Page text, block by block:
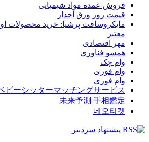
فروش عمده مواد شیمیایی
قیمت روز ورق آجدار
مایکروسافت پرشیا: خرید محصولات
معتبر
مهر اقتصادی
همسو فناوری
وام چک
وام فوری
وام فوری
ビーシッターマッチングサービス
未来予測 手相鑑定
네오티켓
پیشنهاد سردبیر